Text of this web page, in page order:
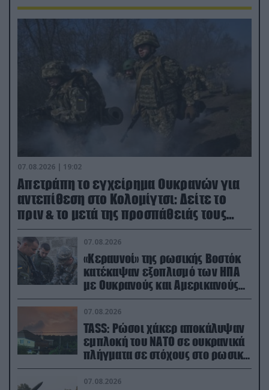
07.08.2026 | 19:02
Απετράπη το εγχείρημα Ουκρανών για
αντεπίθεση στο Κολομίγτσι: Δείτε το
πριν & το μετά της προσπάθειάς τους
(βίντεο)
07.08.2026
«Κεραυνοί» της ρωσικής Βοστόκ
κατέκαψαν εξοπλισμό των ΗΠΑ
με Ουκρανούς και Αμερικανούς
μισθοφόρους – Δείτε βίντεο
07.08.2026
TASS: Ρώσοι χάκερ αποκάλυψαν
εμπλοκή του ΝΑΤΟ σε ουκρανικά
πλήγματα σε στόχους στο ρωσικό
έδαφος!
07.08.2026